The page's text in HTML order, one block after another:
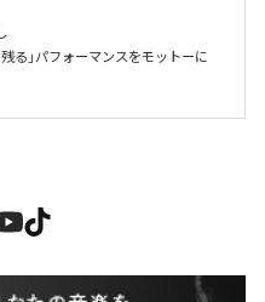
る」パフォーマンスをモットーに